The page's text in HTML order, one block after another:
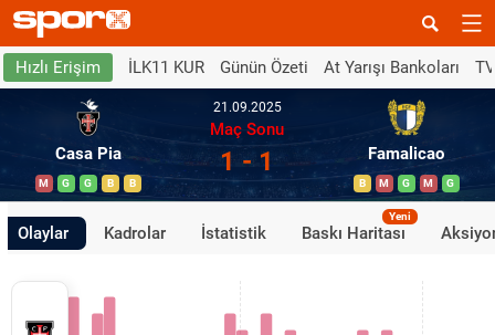
Hızlı Erişim İLK11 KUR Günün Özeti At Yarışı Bankoları
Casa Pia
M G G B B
21.09.2025
Maç Sonu
1 - 1 Famalicao
B M G M G
Olaylar Kadrolar İstatistik Baskı Haritası
Yeni